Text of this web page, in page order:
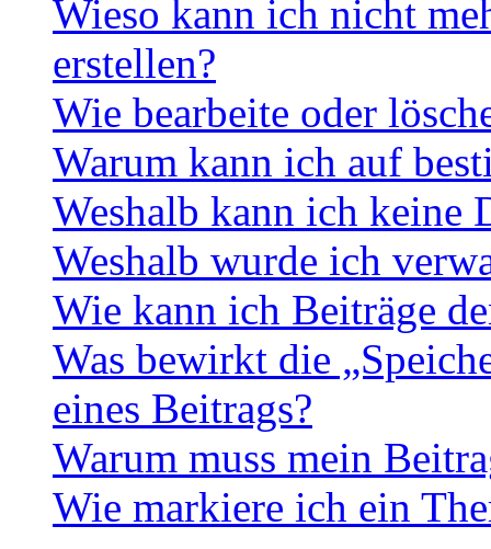
Wieso kann ich nicht
erstellen?
Wie bearbeite oder
Warum kann ich auf
Weshalb kann ich keine
Weshalb wurde ich
Wie kann ich Beiträge
Was bewirkt die
eines Beitrags?
Warum muss mein
Wie markiere ich ein